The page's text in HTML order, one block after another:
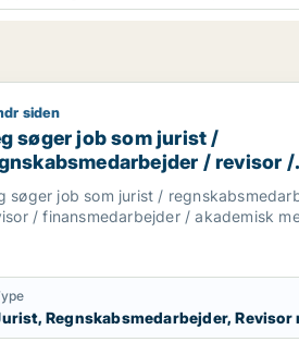
/ administrativ medarbejder /
søger job som jurist /
siden
søger job som jurist /
/ revisor /
/ akademisk
søger job som jurist /
/ finansmedarbejder / akademisk
Regnskabsmedarbejder, Revisor